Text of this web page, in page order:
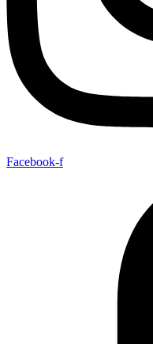
Facebook-f